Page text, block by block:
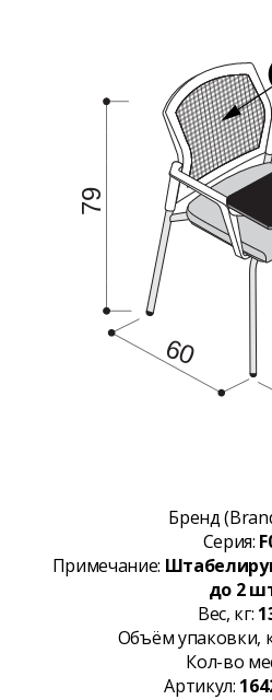
Бренд
Серия:
Примечание:
до 2
Вес, кг:
Объём упаковки,
Кол-во
Артикул: